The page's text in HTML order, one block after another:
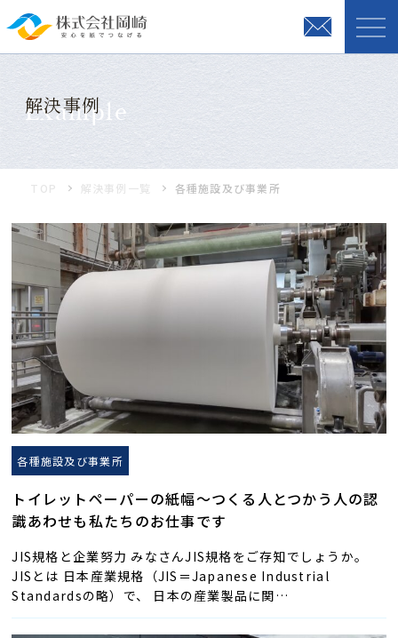
Example
解決事例
TOP 解決事例一覧 各種施設及び事業所
各種施設及び事業所
トイレットペーパーの紙幅〜つくる人とつかう人の認
識あわせも私たちのお仕事です
JIS規格と企業努力 みなさんJIS規格をご存知でしょうか。
JISとは 日本産業規格（JIS＝Japanese Industrial
Standardsの略）で、 日本の産業製品に関…